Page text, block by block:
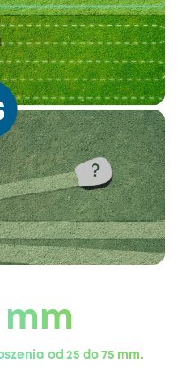
mm
od 25 do 75 mm.